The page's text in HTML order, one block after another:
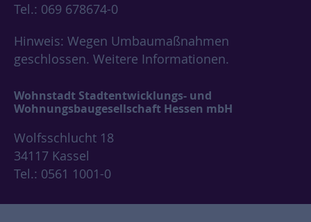
Tel.: 069 678674-0
Hinweis: Wegen Umbaumaßnahmen
geschlossen. Weitere Informationen.
Wohnstadt Stadtentwicklungs- und
Wohnungsbaugesellschaft Hessen mbH
Wolfsschlucht 18
34117 Kassel
Tel.: 0561 1001-0